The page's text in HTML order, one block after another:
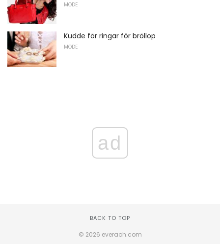
MODE
Kudde för ringar för bröllop
MODE
ad
BACK TO TOP
© 2026 everaoh.com